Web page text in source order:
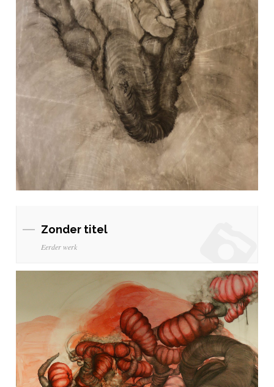
Zonder titel
Eerder werk